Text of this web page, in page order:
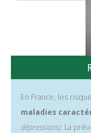
En France, les
maladies
dépressions). La